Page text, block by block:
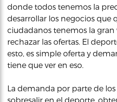
donde todos tenemos la
desarrollar los negocios que
ciudadanos tenemos la
rechazar las ofertas. El
esto, es simple oferta y
tiene que ver en eso.
La demanda por parte de los
sobresalir en el deporte,